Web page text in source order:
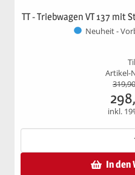
TT - Triebwagen VT 137 mit
Neuheit -
Artikel-
319,90
inkl.
In den